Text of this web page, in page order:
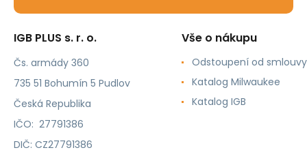
IGB PLUS s. r. o.
Čs. armády 360
735 51 Bohumín 5 Pudlov
Česká Republika
IČO: 27791386
DIČ: CZ27791386
Vše o nákupu
Odstoupení od smlouvy
Katalog Milwaukee
Katalog IGB